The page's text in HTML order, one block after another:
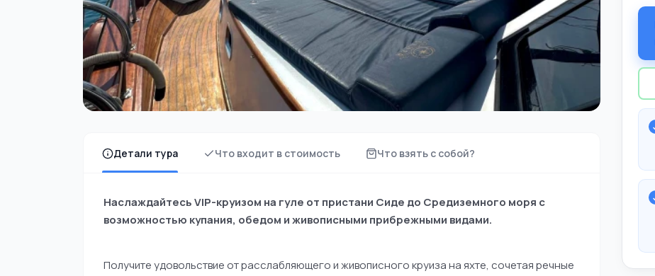
Детали тура Что входит в стоимость Что взять с собой?
Наслаждайтесь VIP-круизом на гуле от пристани Сиде до Средиземного моря с
возможностью купания, обедом и живописными прибрежными видами.
Получите удовольствие от расслабляющего и живописного круиза на яхте, сочетая речные